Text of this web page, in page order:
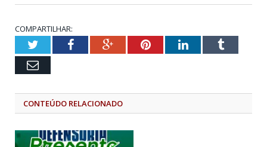
COMPARTILHAR:
TwitterFacebookGoogle+PinterestLinkedInTumblr
Email
CONTEÚDO RELACIONADO